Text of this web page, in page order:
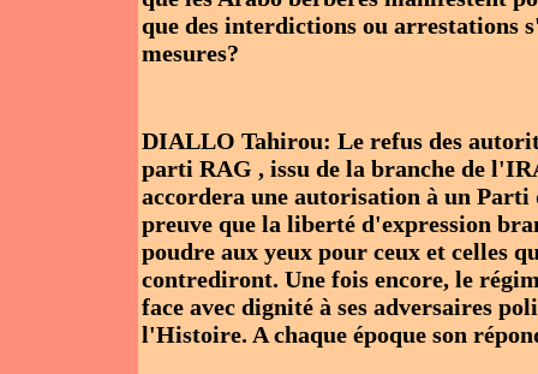
que des interdictions ou arrestations
mesures?
DIALLO Tahirou: Le refus des
parti RAG , issu de la branche de
accordera une autorisation à un
preuve que la liberté d'expression
poudre aux yeux pour ceux et celles
contrediront. Une fois encore, le
face avec dignité à ses adversaires
l'Histoire. A chaque époque son